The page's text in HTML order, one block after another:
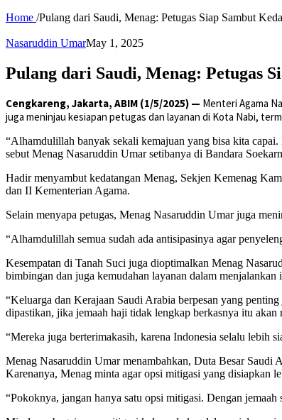
Home /Pulang dari Saudi, Menag: Petugas Siap Sambut
Nasaruddin UmarMay 1, 2025
Pulang dari Saudi, Menag: Petugas
Cengkareng, Jakarta, ABIM (1/5/2025) — Menteri Agama
juga meninjau kesiapan petugas dan layanan di Kota Nabi,
“Alhamdulillah banyak sekali kemajuan yang bisa kita
sebut Menag Nasaruddin Umar setibanya di Bandara
Hadir menyambut kedatangan Menag, Sekjen Kemenag
dan II Kementerian Agama.
Selain menyapa petugas, Menag Nasaruddin Umar juga
“Alhamdulillah semua sudah ada antisipasinya agar
Kesempatan di Tanah Suci juga dioptimalkan Menag
bimbingan dan juga kemudahan layanan dalam menjalankan
“Keluarga dan Kerajaan Saudi Arabia berpesan yang
dipastikan, jika jemaah haji tidak lengkap berkasnya itu akan
“Mereka juga berterimakasih, karena Indonesia selalu lebih
Menag Nasaruddin Umar menambahkan, Duta Besar Saudi
Karenanya, Menag minta agar opsi mitigasi yang disiapkan
“Pokoknya, jangan hanya satu opsi mitigasi. Dengan